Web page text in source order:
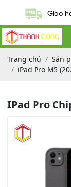
Trang chủ Sản
iPad Pro M5
IPad Pro